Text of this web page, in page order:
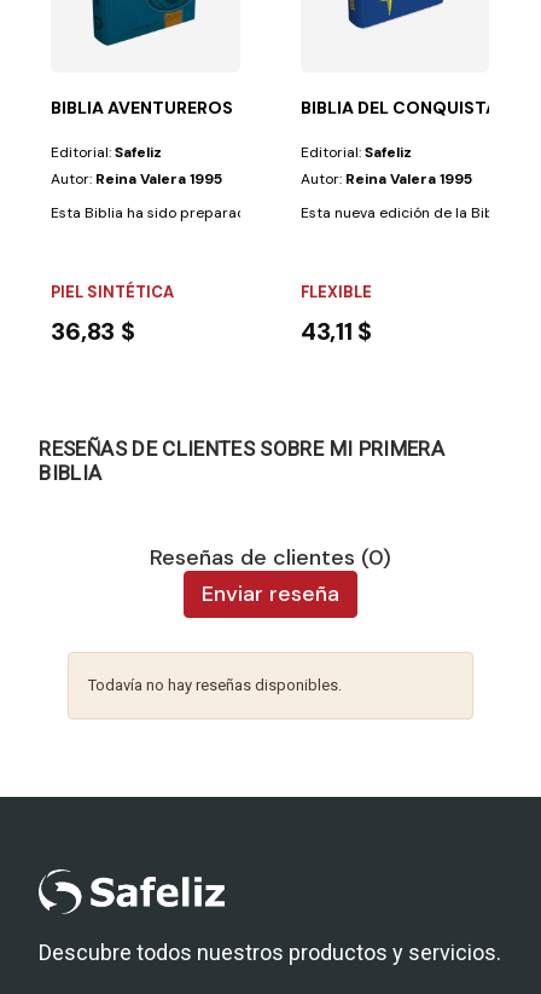
su propia Biblia. Les encantará llevar a todas...
BIBLIA AVENTUREROS
Editorial:Safeliz
Autor: Reina Valera 1995
Esta Biblia ha sido preparada especialmente para los Aventureros con
PIEL SINTÉTICA
36,83 $
BIBLIA DEL CONQUISTADOR
Editorial:Safeliz
Autor: Reina Valera 1995
Esta nueva edición de la Biblia
FLEXIBLE
43,11 $
RESEÑAS DE CLIENTES SOBRE MI PRIMERA
BIBLIA
Reseñas de clientes (0)
Enviar reseña
Todavía no hay reseñas disponibles.
Descubre todos nuestros productos y servicios.